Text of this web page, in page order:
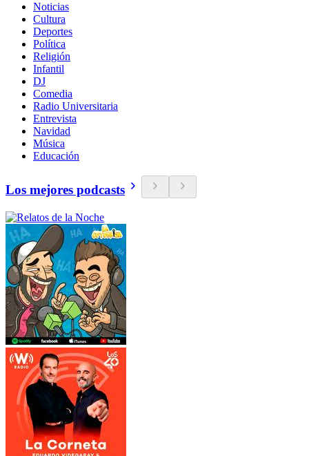
Noticias
Cultura
Deportes
Política
Religión
Infantil
DJ
Comedia
Radio Universitaria
Entrevista
Navidad
Música
Educación
Los mejores podcasts